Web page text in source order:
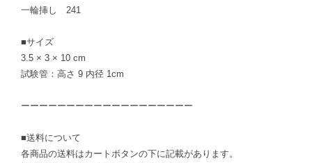
一輪挿し 241
■サイズ
3.5 × 3 × 10 cm
試験管：高さ 9 内径 1cm
ーーーーーーーーーーーーーーーーーーー
■送料について
各商品の送料はカートボタンの下に記載があります。